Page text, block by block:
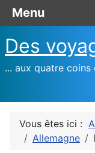
Des
... aux quatre coins
Vous êtes ici :
Allemagne
Menu